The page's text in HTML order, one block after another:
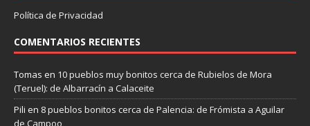
Política de Privacidad
COMENTARIOS RECIENTES
Tomas en 10 pueblos muy bonitos cerca de Rubielos de Mora
(Teruel): de Albarracín a Calaceite
Pili en 8 pueblos bonitos cerca de Palencia: de Frómista a Aguilar